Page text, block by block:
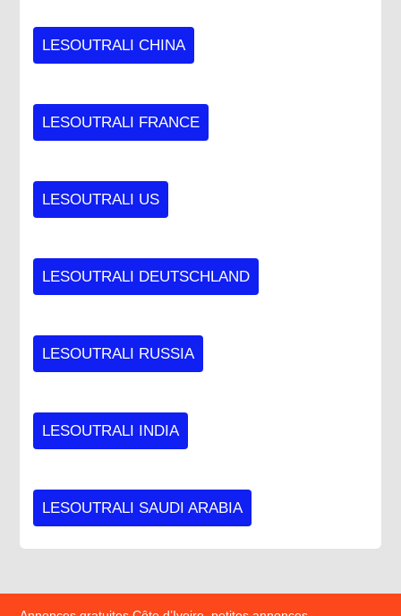
LESOUTRALI CHINA
LESOUTRALI FRANCE
LESOUTRALI US
LESOUTRALI DEUTSCHLAND
LESOUTRALI RUSSIA
LESOUTRALI INDIA
LESOUTRALI SAUDI ARABIA